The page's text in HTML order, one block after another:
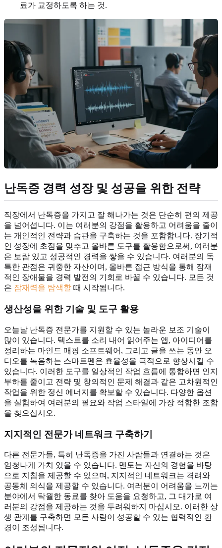
료가 교정하도록 하는 것.
난독증 경력 성장및 성공을 위한 전략
직장에서 난독증을 가지고 잘 해나가는 것은 단순히 편의 제공
을 넘어섭니다. 이는 여러분의 강점을 활용하고 어려움을 줄이
는 개인적인 전략과 습관을 구축하는 것을 포함합니다. 장기적
인 성장에 초점을 맞추고 올바른 도구를 활용함으로써, 여러분
은 보람 있고 성공적인 경력을 쌓을 수 있습니다. 여러분의 독
특한 관점은 귀중한 자산이며, 올바른 접근 방식을 통해 잠재
적인 장애물을 경력 발전의 기회로 바꿀 수 있습니다. 모든 것
은 잠재력을 탐색할 때 시작됩니다.
생산성을 위한 기술 및 도구 활용
오늘날 난독증 전문가를 지원할 수 있는 놀라운 보조 기술이
많이 있습니다. 텍스트를 소리 내어 읽어주는 앱, 아이디어를
정리하는 마인드 매핑 소프트웨어, 그리고 글을 쓰는 동안 오
디오를 녹음하는 스마트펜은 효율성을 극적으로 향상시킬 수
있습니다. 이러한 도구를 일상적인 작업 흐름에 통합하면 인지
부하를 줄이고 전략 및 창의적인 문제 해결과 같은 고차원적인
작업을 위한 정신 에너지를 확보할 수 있습니다. 다양한 옵션
을 실험하여 여러분의 필요와 작업 스타일에 가장 적합한 조합
을 찾으십시오.
지지적인 전문가 네트워크 구축하기
다른 전문가들, 특히 난독증을 가진 사람들과 연결하는 것은
엄청나게 가치 있을 수 있습니다. 멘토는 자신의 경험을 바탕
으로 지침을 제공할 수 있으며, 지지적인 네트워크는 격려와
공동체 의식을 제공할 수 있습니다. 여러분이 어려움을 느끼는
분야에서 탁월한 동료를 찾아 도움을 요청하고, 그 대가로 여
러분의 강점을 제공하는 것을 두려워하지 마십시오. 이러한 상
생 관계를 구축하면 모든 사람이 성공할 수 있는 협력적인 환
경이 조성됩니다.